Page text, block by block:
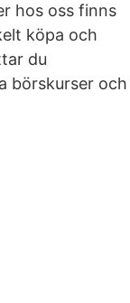
hos oss finns
köpa och
du
börskurser och